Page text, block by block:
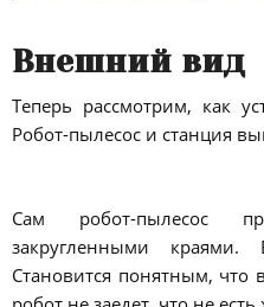
Внешний вид
Теперь рассмотрим, как
Робот-пылесос и станция
Сам робот-пылесос
закругленными
Становится понятным, что